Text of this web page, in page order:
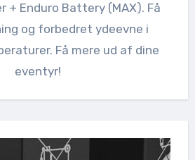
+ Enduro Battery (MAX). Få
og forbedret ydeevne i
Få mere ud af dine
eventyr!